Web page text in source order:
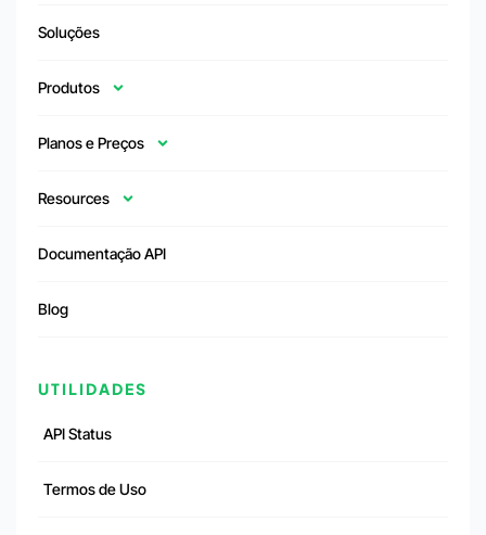
Soluções
Produtos
Planos e Preços
Resources
Documentação API
Blog
UTILIDADES
API Status
Termos de Uso